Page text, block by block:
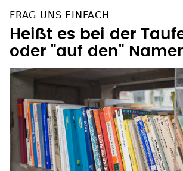
FRAG UNS EINFACH
Heißt es bei der
oder "auf den"